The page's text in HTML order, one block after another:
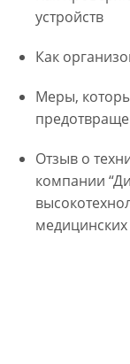
устройств
Как
Меры,
Отзыв о
компании